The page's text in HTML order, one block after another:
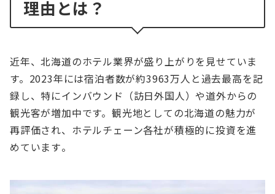
理由とは？
近年、北海道のホテル業界が盛り上がりを見せていま
す。2023年には宿泊者数が約3963万人と過去最高を記
録し、特にインバウンド（訪日外国人）や道外からの
観光客が増加中です。観光地としての北海道の魅力が
再評価され、ホテルチェーン各社が積極的に投資を進
めています​。